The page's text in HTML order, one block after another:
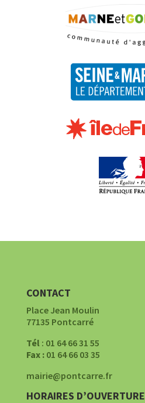
CONTACT
Place Jean Moulin
77135 Pontcarré
Tél: 01 64 66 31 55
Fax :01 64 66 03 35
mairie@pontcarre.fr
HORAIRES D’OUVERTURE